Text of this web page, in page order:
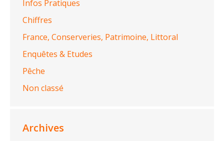
Infos Pratiques
Chiffres
France, Conserveries, Patrimoine, Littoral
Enquêtes & Etudes
Pêche
Non classé
Archives